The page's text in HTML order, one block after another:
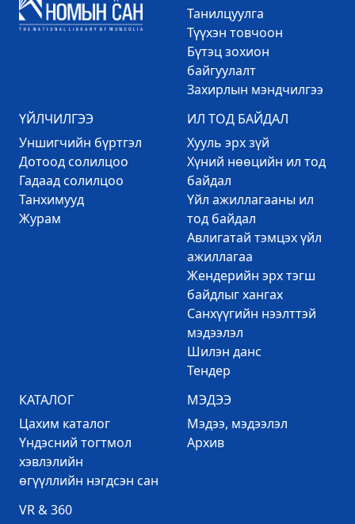
Танилцуулга
Түүхэн товчоон
Бүтэц зохион
байгуулалт
Захирлын мэндчилгээ
ҮЙЛЧИЛГЭЭ
Уншигчийн бүртгэл
Дотоод солилцоо
Гадаад солилцоо
Танхимууд
Журам
ИЛ ТОД БАЙДАЛ
Хууль эрх зүй
Хүний нөөцийн ил тод
байдал
Үйл ажиллагааны ил
тод байдал
Авлигатай тэмцэх үйл
ажиллагаа
Жендерийн эрх тэгш
байдлыг хангах
Санхүүгийн нээлттэй
мэдээлэл
Шилэн данс
Тендер
КАТАЛОГ
Цахим каталог
Үндэсний тогтмол
хэвлэлийн
өгүүллийн нэгдсэн сан
МЭДЭЭ
Mэдээ, мэдээлэл
Архив
VR & 360